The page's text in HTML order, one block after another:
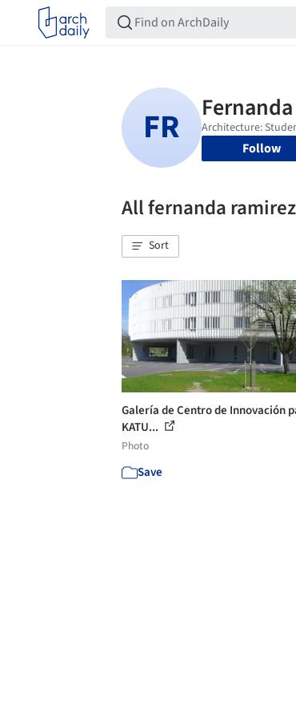
Follow
All fernanda
Sort
Galería de Centro de Innovación
KATU...
Photo
Save